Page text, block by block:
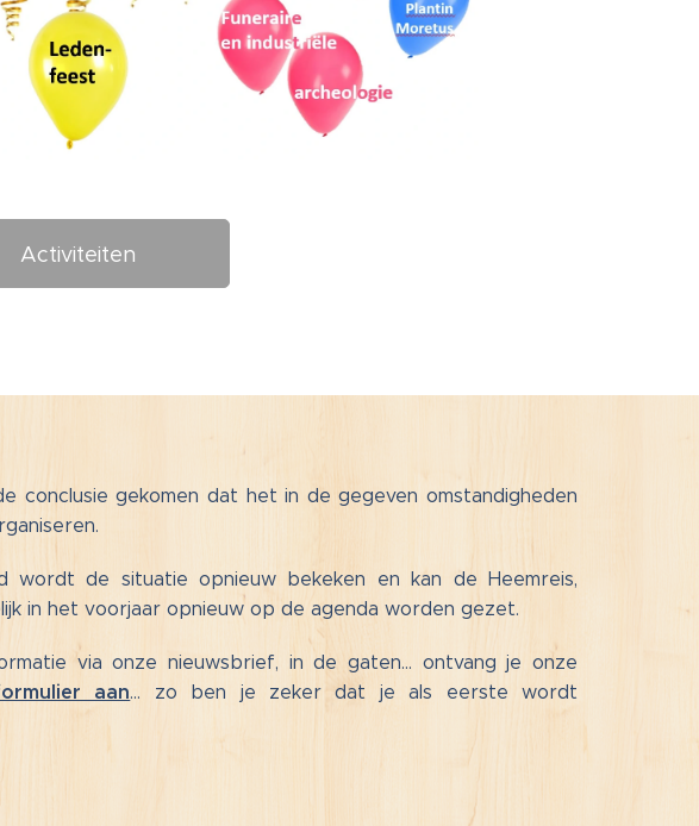
Activiteiten
conclusie gekomen dat het in de gegeven omstandigheden
de situatie opnieuw bekeken en kan de Heemreis,
in het voorjaar opnieuw op de agenda worden gezet.
via onze nieuwsbrief, in de gaten... ontvang je onze
aan... zo ben je zeker dat je als eerste wordt